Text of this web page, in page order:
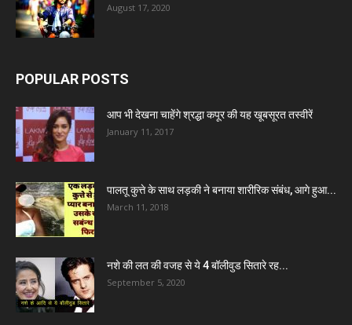
August 17, 2020
POPULAR POSTS
आप भी देखना चाहेंगे श्रद्धा कपूर की यह खूबसूरत तस्वीरें
January 11, 2017
पालतू कुत्ते के साथ लड़की ने बनाया शारीरिक संबंध, आगे हुआ...
March 11, 2018
नशे की लत की वजह से ये 4 बॉलीवुड सितारे रह...
September 5, 2020